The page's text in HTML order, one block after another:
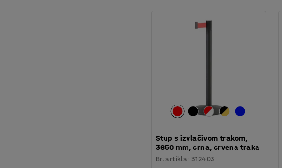
Stup s izvlačivom trakom,
3650 mm, crna, crvena traka
Br. artikla:312403